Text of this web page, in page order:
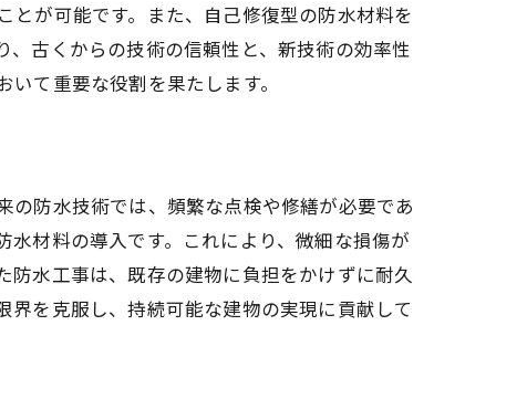
が可能です。また、自己修復型の防水材料を
古くからの技術の信頼性と、新技術の効率性
て重要な役割を果たします。
防水技術では、頻繁な点検や修繕が必要であ
材料の導入です。これにより、微細な損傷が
水工事は、既存の建物に負担をかけずに耐久
を克服し、持続可能な建物の実現に貢献して